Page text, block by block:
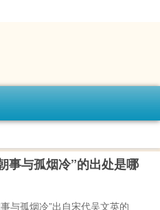
事与孤烟冷”的出处是哪
与孤烟冷”出自宋代吴文英的